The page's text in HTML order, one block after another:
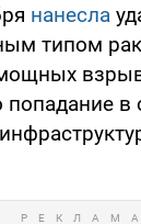
нанесла
типом
в